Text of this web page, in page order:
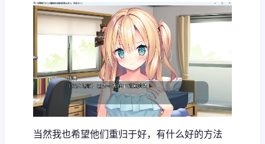
当然我也希望他们重归于好，有什么好的方法